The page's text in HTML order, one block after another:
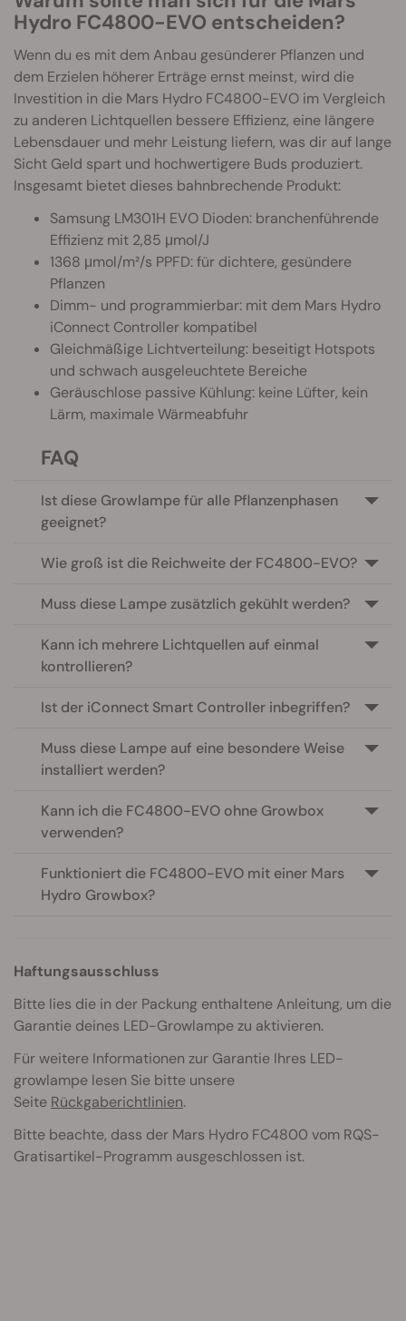
Hydro FC4800-EVO entscheiden?
Wenn du es mit dem Anbau gesünderer Pflanzen und
dem Erzielen höherer Erträge ernst meinst, wird die
Investition in die Mars Hydro FC4800-EVO im Vergleich
zu anderen Lichtquellen bessere Effizienz, eine längere
Lebensdauer und mehr Leistung liefern, was dir auf lange
Sicht Geld spart und hochwertigere Buds produziert.
Insgesamt bietet dieses bahnbrechende Produkt:
Samsung LM301H EVO Dioden: branchenführende
Effizienz mit 2,85 μmol/J
1368 μmol/m²/s PPFD: für dichtere, gesündere
Pflanzen
Dimm- und programmierbar: mit dem Mars Hydro
iConnect Controller kompatibel
Gleichmäßige Lichtverteilung: beseitigt Hotspots
und schwach ausgeleuchtete Bereiche
Geräuschlose passive Kühlung: keine Lüfter, kein
Lärm, maximale Wärmeabfuhr
FAQ
Ist diese Growlampe für alle Pflanzenphasen
geeignet?
Wie groß ist die Reichweite der FC4800-EVO?
Muss diese Lampe zusätzlich gekühlt werden?
Kann ich mehrere Lichtquellen auf einmal
kontrollieren?
Ist der iConnect Smart Controller inbegriffen?
Muss diese Lampe auf eine besondere Weise
installiert werden?
Kann ich die FC4800-EVO ohne Growbox
verwenden?
Funktioniert die FC4800-EVO mit einer Mars
Hydro Growbox?
Haftungsausschluss
Bitte lies die in der Packung enthaltene Anleitung, um die
Garantie deines LED-Growlampe zu aktivieren.
Für weitere Informationen zur Garantie Ihres LED-
growlampe lesen Sie bitte unsere
Seite Rückgaberichtlinien.
Bitte beachte, dass der Mars Hydro FC4800 vom RQS-
Gratisartikel-Programm ausgeschlossen ist.